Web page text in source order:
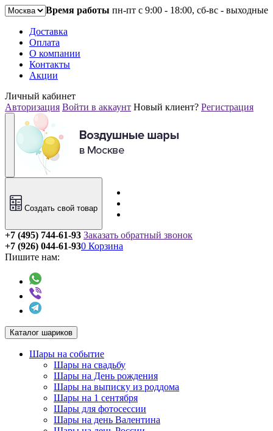
Время работы пн-пт с 9:00 - 18:00, сб-вс - выходные
Доставка
Оплата
О компании
Контакты
Акции
Личный кабинет
Авторизация Войти в аккаунт Новый клиент? Регистрация
Создать свой товар
+7 (495) 744-61-93 Заказать обратный звонок
+7 (926) 044-61-93
Пишите нам:
0 Корзина
Каталог шариков
Шары на событие
Шары на свадьбу
Шары на День рождения
Шары на выписку из роддома
Шары на 1 сентября
Шары для фотосессии
Шары на день Валентина